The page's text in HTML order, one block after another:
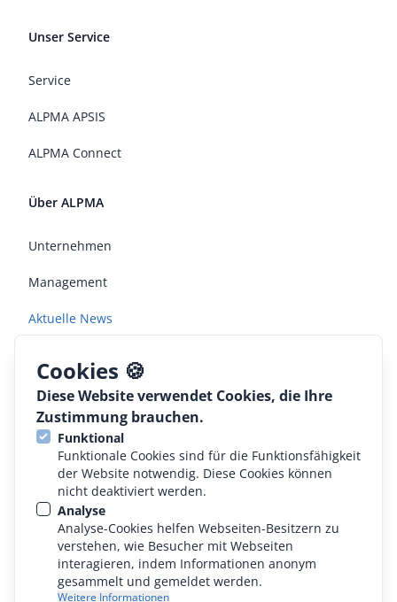
Cookies 🍪
Diese Website verwendet Cookies, die Ihre
Zustimmung brauchen.
Funktional
Funktionale Cookies sind für die Funktionsfähigkeit
der Website notwendig. Diese Cookies können
nicht deaktiviert werden.
Analyse
Analyse-Cookies helfen Webseiten-Besitzern zu
verstehen, wie Besucher mit Webseiten
interagieren, indem Informationen anonym
gesammelt und gemeldet werden.
Weitere Informationen
Unser Service
Service
ALPMA APSIS
ALPMA Connect
Über ALPMA
Unternehmen
Management
Aktuelle News
Rechtliches
Konformitätserklärung
Datenschutz
Impressum